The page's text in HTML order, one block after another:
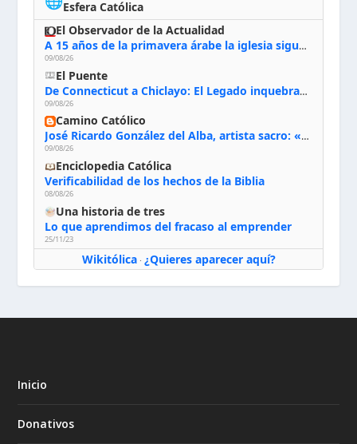
Esfera Católica
El Observador de la Actualidad
A 15 años de la primavera árabe la iglesia sigue firme en Siria: “Queremos quedarnos”
09/08/26
El Puente
De Connecticut a Chiclayo: El Legado inquebrantable de Monseñor Juan Tomis Stack
09/08/26
Camino Católico
José Ricardo González del Alba, artista sacro: «Yo oro, hablo con Dios, le pido al Espíritu Santo su inspiración y siempre pinto rezando el rosario para que sea Él quien actúe a través de mis manos»
09/08/26
Enciclopedia Católica
Verificabilidad de los hechos de la Biblia
08/08/26
Una historia de tres
Lo que aprendimos del fracaso al emprender
25/11/23
Wikitólica· ¿Quieres aparecer aquí?
Inicio
Donativos